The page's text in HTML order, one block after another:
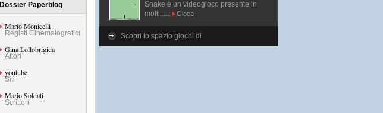
Dossier Paperblog
Mario Monicelli
Registi Cinematografici
Gina Lollobrigida
Attori
youtube
Siti
Mario Soldati
Scrittori
Snake è un videogioco presente in
molti......
Gioca
Scopri lo spazio giochi di